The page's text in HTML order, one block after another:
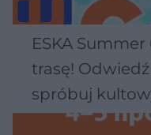
ESKA
trasę!
spróbuj
Wawelu